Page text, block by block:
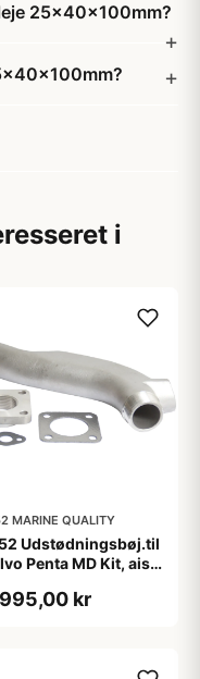
25x40x100mm?
i
MARINE QUALITY
Udstødningsbøj.til
Penta MD Kit, aisi
kr